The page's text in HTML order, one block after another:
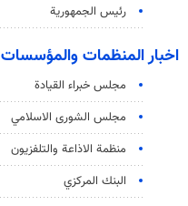
رئيس الجمهورية
اخبار المنظمات والمؤسسات
مجلس خبراء القيادة
مجلس الشورى الاسلامي
منظمة الاذاعة والتلفزیون
البنك المركزي